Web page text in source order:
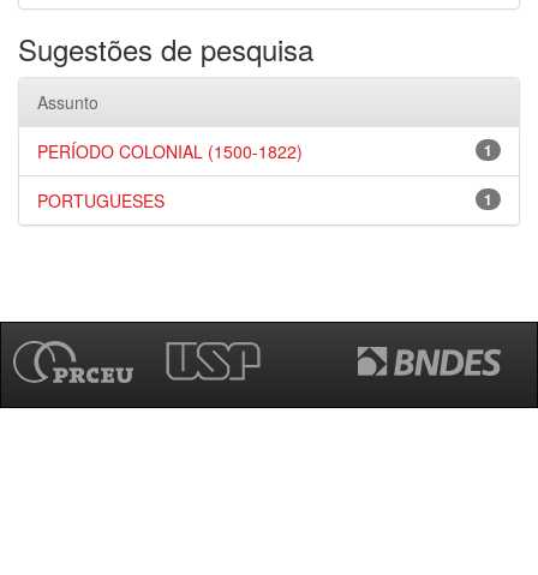
Sugestões de pesquisa
Assunto
1
PERÍODO COLONIAL (1500-1822)
1
PORTUGUESES